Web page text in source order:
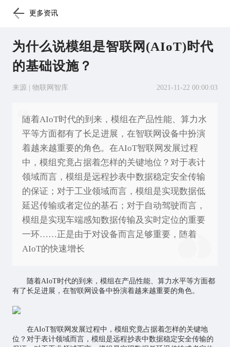
更多资讯
为什么说模组是智联网(AIoT)时代
的基础设施？
来源 | 物联网智库 2021-11-22 00:00:03
随着AIoT时代的到来，模组在产品性能、算力水
平等方面都有了长足进展，在智联网设备中扮演
着越来越重要的角色。在AIoT智联网发展过程
中，模组究竟占据着怎样的关键地位？对于表计
领域而言，模组是远程抄表中数据稳定安全传输
的保证；对于工业领域而言，模组是实现数据低
延迟传输或者定位的基石；对于自动驾驶而言，
模组是实现车端感知数据传输及实时定位的重要
一环……正是由于对设备而言足够重要，随着
AIoT的快速增长
随着AIoT时代的到来，模组在产品性能、算力水平等方面都
有了长足进展，在智联网设备中扮演着越来越重要的角色。
在AIoT智联网发展过程中，模组究竟占据着怎样的关键地
位？对于表计领域而言，模组是远程抄表中数据稳定安全传输的